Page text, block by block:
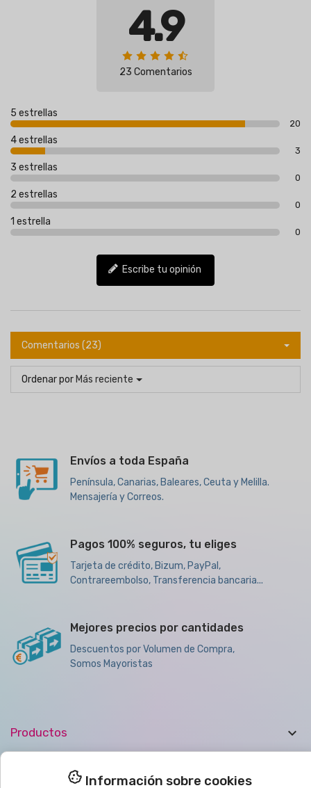
4.9
23 Comentarios
5 estrellas
20
4 estrellas
3
3 estrellas
0
2 estrellas
0
1 estrella
0
Escribe tu opinión
Comentarios (23)
Ordenar por Más reciente
Envíos a toda España
Península, Canarias, Baleares, Ceuta y Melilla.
Mensajería y Correos.
Pagos 100% seguros, tu eliges
Tarjeta de crédito, Bizum, PayPal,
Contrareembolso, Transferencia bancaria...
Mejores precios por cantidades
Descuentos por Volumen de Compra,
Somos Mayoristas
Productos 
Información sobre cookies